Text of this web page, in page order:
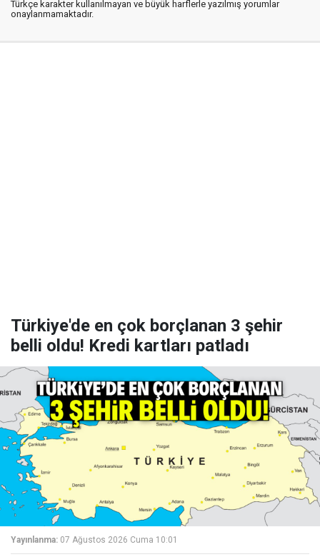
Türkçe karakter kullanılmayan ve büyük harflerle yazılmış yorumlar
onaylanmamaktadır.
Türkiye'de en çok borçlanan 3 şehir
belli oldu! Kredi kartları patladı
Yayınlanma: 07 Ağustos 2026 Cuma 10:01